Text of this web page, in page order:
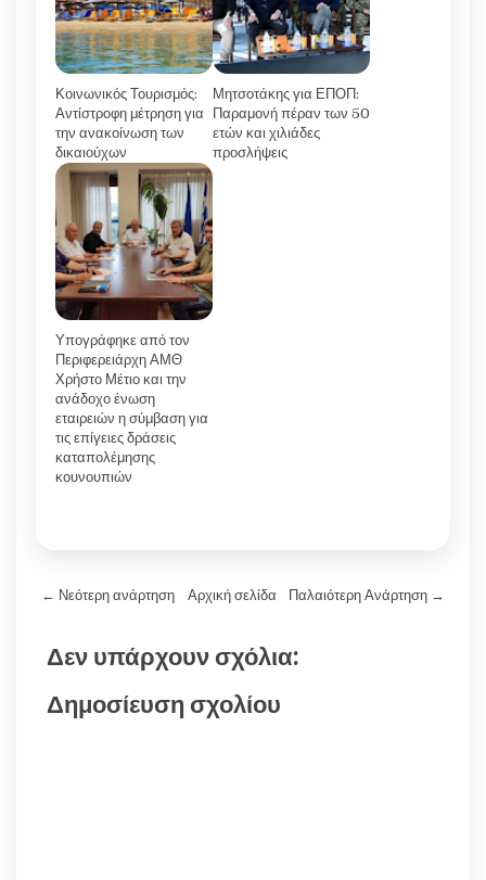
Κοινωνικός Τουρισμός:
Αντίστροφη μέτρηση για
την ανακοίνωση των
δικαιούχων
Μητσοτάκης για ΕΠΟΠ:
Παραμονή πέραν των 50
ετών και χιλιάδες
προσλήψεις
Υπογράφηκε από τον
Περιφερειάρχη ΑΜΘ
Χρήστο Μέτιο και την
ανάδοχο ένωση
εταιρειών η σύμβαση για
τις επίγειες δράσεις
καταπολέμησης
κουνουπιών
← Νεότερη ανάρτηση Παλαιότερη Ανάρτηση →
Αρχική σελίδα
Δεν υπάρχουν σχόλια:
Δημοσίευση σχολίου